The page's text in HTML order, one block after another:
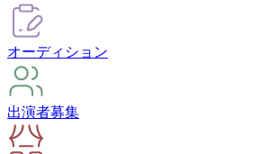
オーディション
出演者募集